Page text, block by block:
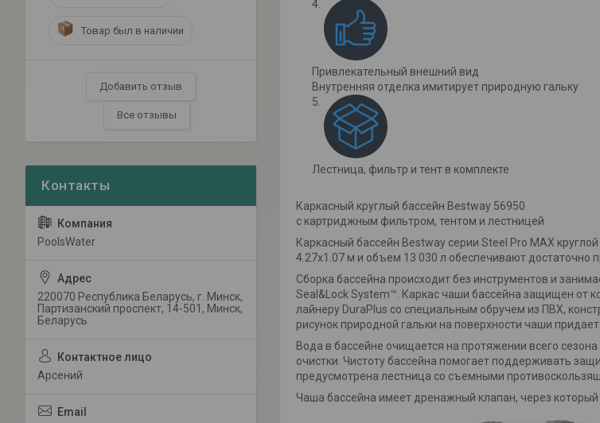
Привлекательный внешний вид
Внутренняя отделка имитирует природную гальку
Лестница, фильтр и тент в комплекте
Каркасный круглый бассейн Bestway 56950
с картриджным фильтром, тентом и лестницей
Каркасный бассейн Bestway серии Steel Pro MAX
4.27х1.07 м и объем 13 030 л обеспечивают достаточно
Сборка бассейна происходит без инструментов и
Seal&Lock System™. Каркас чаши бассейна защищен от
лайнеру DuraPlus со специальным обручем из ПВХ,
рисунок природной гальки на поверхности чаши
Вода в бассейне очищается на протяжении всего
очистки. Чистоту бассейна помогает поддерживать
предусмотрена лестница со съемными
Чаша бассейна имеет дренажный клапан, через который
Товар был в наличии
Добавить отзыв
Все отзывы
PoolsWater
220070 Республика Беларусь, г. Минск,
Партизанский проспект, 14-501, Минск,
Беларусь
Арсений